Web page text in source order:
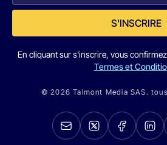
S'INSCRIRE
En cliquant sur s'inscrire, vous
Termes et
© 2026 Talmont Media SAS.